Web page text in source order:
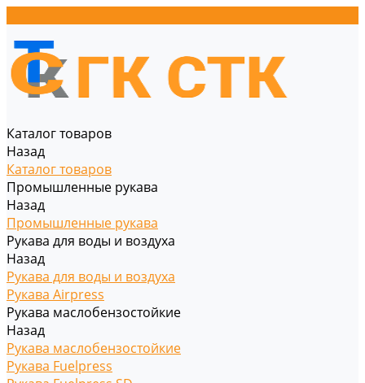
Каталог товаров
Назад
Каталог товаров
Промышленные рукава
Назад
Промышленные рукава
Рукава для воды и воздуха
Назад
Рукава для воды и воздуха
Рукава Airpress
Рукава маслобензостойкие
Назад
Рукава маслобензостойкие
Рукава Fuelpress